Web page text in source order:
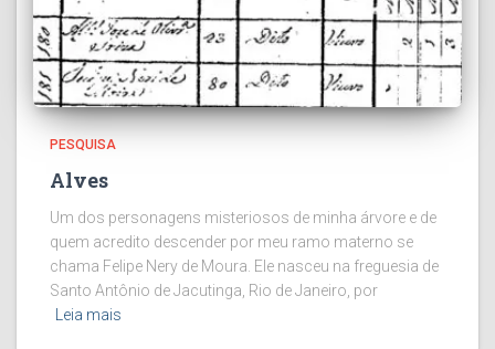
PESQUISA
Alves
Um dos personagens misteriosos de minha árvore e de
quem acredito descender por meu ramo materno se
chama Felipe Nery de Moura. Ele nasceu na freguesia de
Santo Antônio de Jacutinga, Rio de Janeiro, por
Leia mais